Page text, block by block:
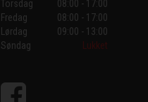
Torsdag
08:00 - 17:00
Fredag
08:00 - 17:00
Lørdag
09:00 - 13:00
Søndag
Lukket